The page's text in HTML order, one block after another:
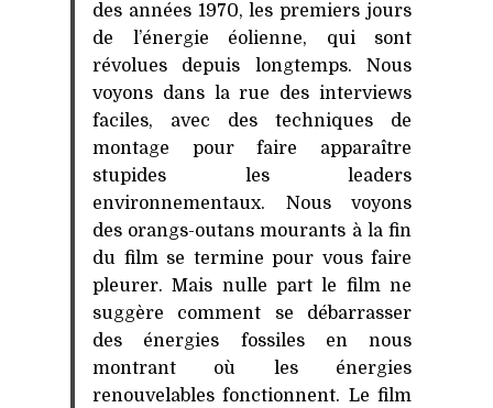
des années 1970, les premiers jours
de l’énergie éolienne, qui sont
révolues depuis longtemps. Nous
voyons dans la rue des interviews
faciles, avec des techniques de
montage pour faire apparaître
stupides les leaders
environnementaux. Nous voyons
des orangs-outans mourants à la fin
du film se termine pour vous faire
pleurer. Mais nulle part le film ne
suggère comment se débarrasser
des énergies fossiles en nous
montrant où les énergies
renouvelables fonctionnent. Le film